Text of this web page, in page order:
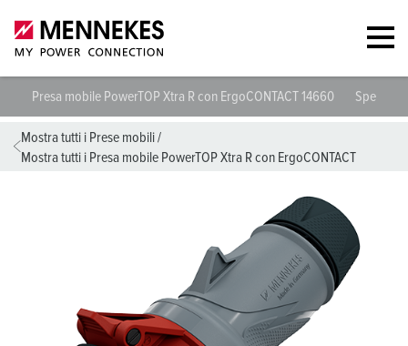
Presa mobile PowerTOP Xtra R con ErgoCONTACT 14660
Mostra tutti i Prese mobili/
Mostra tutti i Presa mobile PowerTOP Xtra R con ErgoCONTACT